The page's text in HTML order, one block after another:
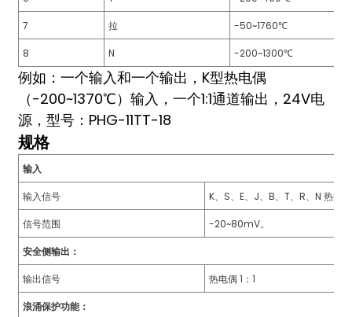
7 拉 -50~1760℃
8 N -200~1300℃
例如：一个输入和一个输出，K型热电偶
（-200~1370℃）输入，一个1:1通道输出，24V电
源，型号：PHG-11TT-18
规格
输入
输入信号 K、S、E、J、B、T、R、N 热电
信号范围 -20~80mV。
安全侧输出：
输出信号 热电偶 1：1
浪涌保护功能：